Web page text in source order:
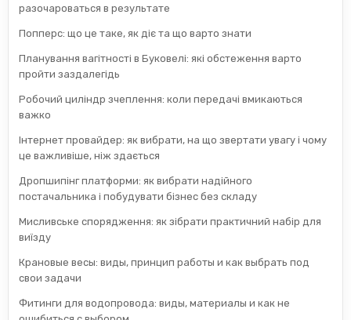
разочароваться в результате
Попперс: що це таке, як діє та що варто знати
Планування вагітності в Буковелі: які обстеження варто
пройти заздалегідь
Робочий циліндр зчеплення: коли передачі вмикаються
важко
Інтернет провайдер: як вибрати, на що звертати увагу і чому
це важливіше, ніж здається
Дропшипінг платформи: як вибрати надійного
постачальника і побудувати бізнес без складу
Мисливське спорядження: як зібрати практичний набір для
виїзду
Крановые весы: виды, принцип работы и как выбрать под
свои задачи
Фитинги для водопровода: виды, материалы и как не